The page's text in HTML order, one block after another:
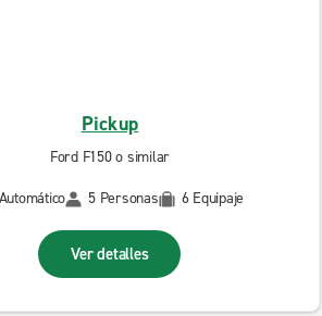
Pickup
Ford F150 o similar
Automático
5 Personas 6 Equipaje
Ver detalles